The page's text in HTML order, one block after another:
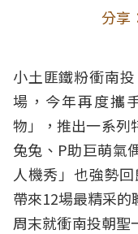
分享
小土匪鐵粉衝南投
場，今年再度攜
物 」，推出一系
兔兔、P助巨萌氣
人機秀」也強勢
帶來12場最精采
周末就衝南投朝聖